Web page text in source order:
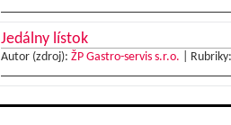
Jedálny lístok
Autor (zdroj): ŽP Gastro-servis s.r.o. Rubriky: